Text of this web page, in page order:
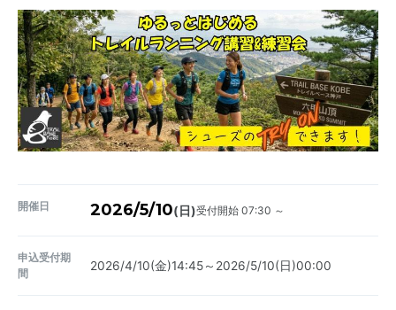
開催日 2026/5/10(日)受付開始 07:30 ～
申込受付期
間
2026/4/10(金)14:45～2026/5/10(日)00:00